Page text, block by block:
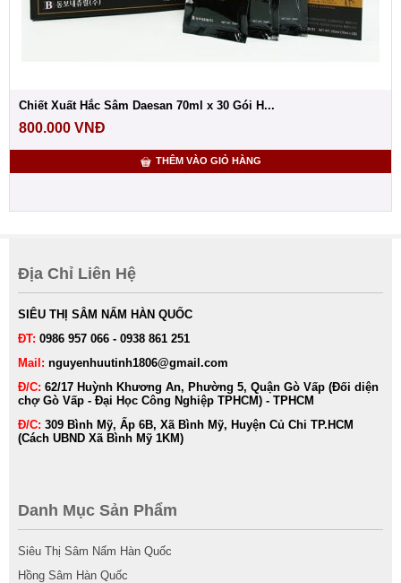
Chiết Xuất Hắc Sâm Daesan 70ml x 30 Gói H...
800.000 VNĐ
THÊM VÀO GIỎ HÀNG
Địa Chỉ Liên Hệ
SIÊU THỊ SÂM NẤM HÀN QUỐC
ĐT: 0986 957 066 - 0938 861 251
Mail: nguyenhuutinh1806@gmail.com
Đ/C: 62/17 Huỳnh Khương An, Phường 5, Quận Gò Vấp (Đối diện
chợ Gò Vấp - Đại Học Công Nghiệp TPHCM) - TPHCM
Đ/C: 309 Bình Mỹ, Ấp 6B, Xã Bình Mỹ, Huyện Củ Chi TP.HCM
(Cách UBND Xã Bình Mỹ 1KM)
Danh Mục Sản Phẩm
Siêu Thị Sâm Nấm Hàn Quốc
Hồng Sâm Hàn Quốc